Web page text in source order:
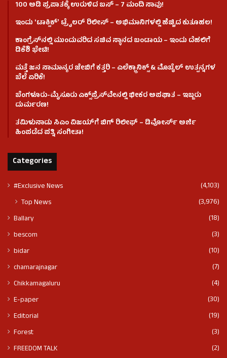
100 ಅಡಿ ಪ್ರಪಾತಕ್ಕೆ ಉರುಳಿದ ಬಸ್‌ – 7 ಮಂದಿ ಸಾವು!
ಇಂದು ʻಟಾಕ್ಸಿಕ್ʼ ಟ್ರೈಲರ್ ರಿಲೀಸ್‌ – ಅಭಿಮಾನಿಗಳಲ್ಲಿ ಹೆಚ್ಚಿದ ಕುತೂಹಲ!
ಕಾಂಗ್ರೆಸ್​ನಲ್ಲಿ ಮುಂದುವರಿದ ಸಚಿವ ಸ್ಥಾನದ ಬಂಡಾಯ – ಇಂದು ದೆಹಲಿಗೆ
ಡಿಕೆಶಿ ಭೇಟಿ!
ಮತ್ತೆ ಜನ ಸಾಮಾನ್ಯರ ಜೇಬಿಗೆ ಕತ್ತರಿ – ಎಲೆಕ್ಟ್ರಾನಿಕ್ಸ್ & ಮೊಬೈಲ್ ಉತ್ಪನ್ನಗಳ
ಬೆಲೆ ಏರಿಕೆ!
ಬೆಂಗಳೂರು-ಮೈಸೂರು ಎಕ್ಸ್‌ಪ್ರೆಸ್‌ವೇನಲ್ಲಿ ಭೀಕರ ಅಪಘಾತ – ಇಬ್ಬರು
ದುರ್ಮರಣ!
ತಮಿಳುನಾಡು ಸಿಎಂ ವಿಜಯ್‌ಗೆ ಬಿಗ್ ರಿಲೀಫ್ – ಡಿವೋರ್ಸ್ ಅರ್ಜಿ
ಹಿಂಪಡೆದ ಪತ್ನಿ ಸಂಗೀತಾ!
Categories
#Exclusive News (4,103)
Top News (3,976)
Ballary
(18)
bescom
(3)
bidar
(10)
chamarajnagar
(7)
Chikkamagaluru
(4)
E-paper
(30)
Editorial
(19)
Forest
(3)
FREEDOM TALK
(2)